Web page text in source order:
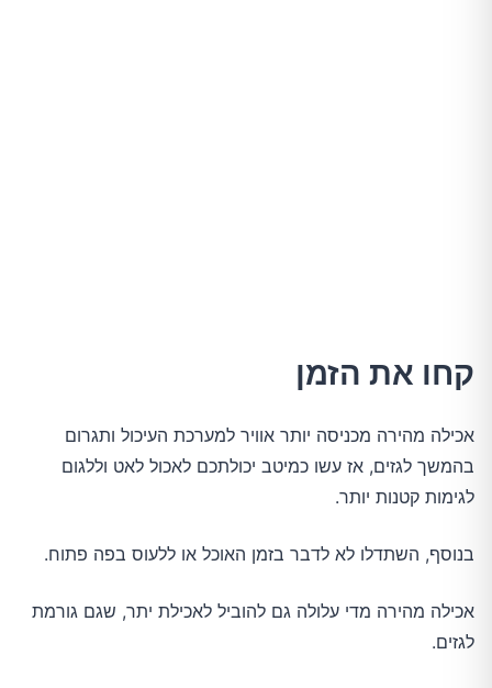
קחו את הזמן
אכילה מהירה מכניסה יותר אוויר למערכת העיכול ותגרום
בהמשך לגזים, אז עשו כמיטב יכולתכם לאכול לאט וללגום
לגימות קטנות יותר.
בנוסף, השתדלו לא לדבר בזמן האוכל או ללעוס בפה פתוח.
אכילה מהירה מדי עלולה גם להוביל לאכילת יתר, שגם גורמת
לגזים.